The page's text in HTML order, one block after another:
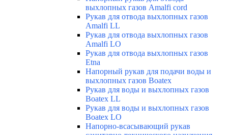
выхлопных газов Amalfi cord
Рукав для отвода выхлопных газов
Amalfi LL
Рукав для отвода выхлопных газов
Amalfi LO
Рукав для отвода выхлопных газов
Etna
Напорный рукав для подачи воды и
выхлопных газов Boatex
Рукав для воды и выхлопных газов
Boatex LL
Рукав для воды и выхлопных газов
Boatex LO
Напорно-всасывающий рукав